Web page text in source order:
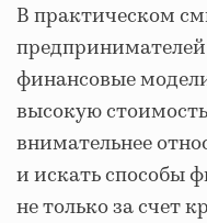
В практическом
предпринимателей
финансовые
высокую
внимательнее
и искать способы
не только за счет